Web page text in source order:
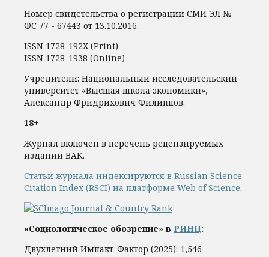
Номер свидетельства о регистрации СМИ ЭЛ №
ФС 77 - 67443 от 13.10.2016.
ISSN 1728-192Х (Print)
ISSN 1728-1938 (Online)
Учредители: Национальный исследовательский
университет «Высшая школа экономики»,
Александр Фридрихович Филиппов.
18+
Журнал включен в перечень рецензируемых
изданий ВАК.
Статьи журнала индексируются в Russian Science
Citation Index (RSCI) на платформе Web of Science.
«Социологическое обозрение» в РИНЦ:
Двухлетний Импакт-Фактор (2025): 1,546